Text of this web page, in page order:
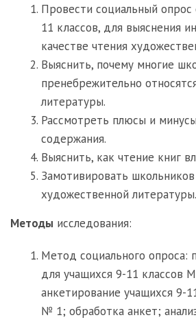
Провести социальный
11 классов, для выяснения
качестве чтения
Выяснить, почему многие
пренебрежительно
литературы.
Рассмотреть плюсы и
содержания.
Выяснить, как чтение книг
Замотивировать
художественной литературы.
Методы исследования:
Метод социального опроса:
для учащихся 9-11
анкетирование учащихся 9-
№ 1; обработка анкет;